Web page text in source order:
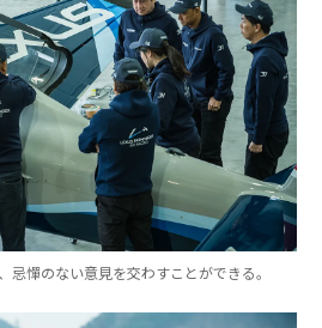
忌憚のない意見を交わすことができる。